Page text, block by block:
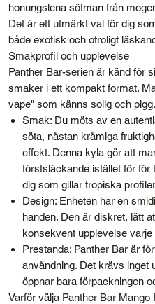
honungslena sötman från
Det är ett utmärkt val för dig
både exotisk och otroligt
Smakprofil och upplevelse
Panther Bar-serien är känd för
smaker i ett kompakt format.
vape" som känns solig och pigg.
Smak: Du möts av en
söta, nästan krämiga
effekt. Denna kyla gör att
törstsläckande istället för för
dig som gillar tropiska
Design: Enheten har en
handen. Den är diskret, lätt
konsekvent upplevelse varje
Prestanda: Panther Bar är
användning. Det krävs inget
öppnar bara förpackningen
Varför välja Panther Bar Mango